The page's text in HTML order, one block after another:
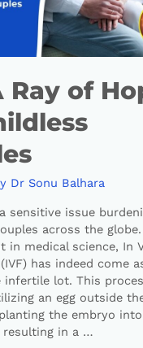
Ray of
Dr Sonu Balhara
sensitive issue
across the
in medical science, In
has indeed come
infertile lot. This
an egg outside
the embryo
resulting in a …